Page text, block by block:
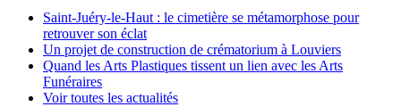
Saint-Juéry-le-Haut : le cimetière se métamorphose pour
retrouver son éclat
Un projet de construction de crématorium à Louviers
Quand les Arts Plastiques tissent un lien avec les Arts
Funéraires
Voir toutes les actualités